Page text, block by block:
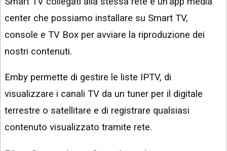
center che possiamo installare su Smart TV,
console e TV Box per avviare la riproduzione dei
nostri contenuti.
Emby permette di gestire le liste IPTV, di
visualizzare i canali TV da un tuner per il digitale
terrestre o satellitare e di registrare qualsiasi
contenuto visualizzato tramite rete.